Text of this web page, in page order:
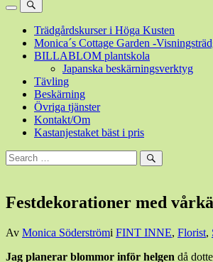
MenySök
Trädgårdskurser i Höga Kusten
Monica´s Cottage Garden -
BILLABLOM plantskola
Japanska beskärningsverktyg
Tävling
Beskärning
Övriga tjänster
Kontakt/Om
Kastanjestaket bäst i pris
Sök
efter:
Sök
Festdekorationer med
Den
mars,
Av Monica Söderströmi FINT INNE, Florist,
Jag planerar blommor inför helgen då